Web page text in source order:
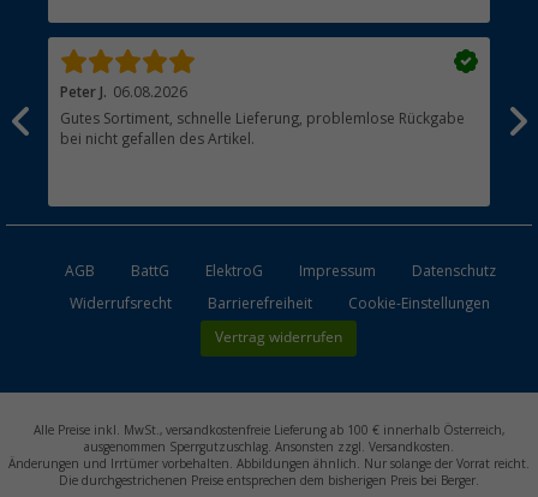
Peter J. 06.08.2026
Gutes Sortiment, schnelle Lieferung, problemlose Rückgabe
bei nicht gefallen des Artikel.
AGB BattG ElektroG Impressum
Datenschutz
Widerrufsrecht
Barrierefreiheit Cookie-Einstellungen
Vertrag widerrufen
Alle Preise inkl. MwSt., versandkostenfreie Lieferung ab 100 € innerhalb Österreich,
ausgenommen Sperrgutzuschlag. Ansonsten zzgl. Versandkosten.
Änderungen und Irrtümer vorbehalten. Abbildungen ähnlich. Nur solange der Vorrat reicht.
Die durchgestrichenen Preise entsprechen dem bisherigen Preis bei Berger.